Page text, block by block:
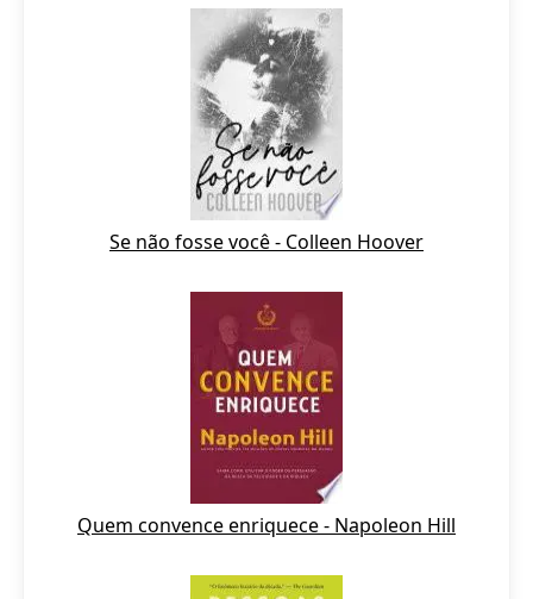
Se não fosse você - Colleen Hoover
Quem convence enriquece - Napoleon Hill